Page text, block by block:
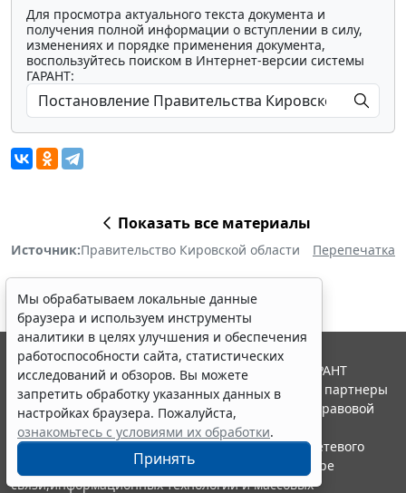
Для просмотра актуального текста документа и
получения полной информации о вступлении в силу,
изменениях и порядке применения документа,
воспользуйтесь поиском в Интернет-версии системы
ГАРАНТ:
Показать все материалы
Источник:Правительство Кировской области Перепечатка
Мы обрабатываем локальные данные
браузера и используем инструменты
аналитики в целях улучшения и обеспечения
работоспособности сайта, статистических
исследований и обзоров. Вы можете
запретить обработку указанных данных в
настройках браузера. Пожалуйста,
ознакомьтесь с условиями их обработки.
Принять
© ООО "НПП "ГАРАНТ-СЕРВИС", 2026. Система ГАРАНТ
выпускается с 1990 года. Компания "Гарант" и ее партнеры
являются участниками Российской ассоциации правовой
информации ГАРАНТ.
Портал ГАРАНТ.РУ зарегистрирован в качестве сетевого
издания Федеральной службой по надзору в сфере
связи,информационных технологий и массовых